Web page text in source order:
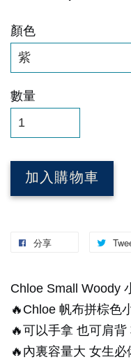
顏色
數量
加入購物車
分享
Chloe Small Woody
🔥Chloe 帆布拼棕色
🔥可以手拿 也可肩背
🔥內裏容量大 女生